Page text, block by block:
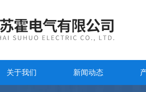
关于我们 新闻动态